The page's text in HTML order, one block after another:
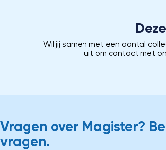
Wil jij samen met een aantal
uit om contact met
Vragen over Magister?
vragen.